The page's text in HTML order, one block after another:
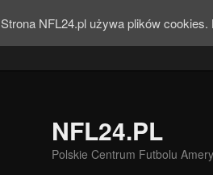
NFL24.PL
Polskie Centrum Futbolu
Strona NFL24.pl używa plików